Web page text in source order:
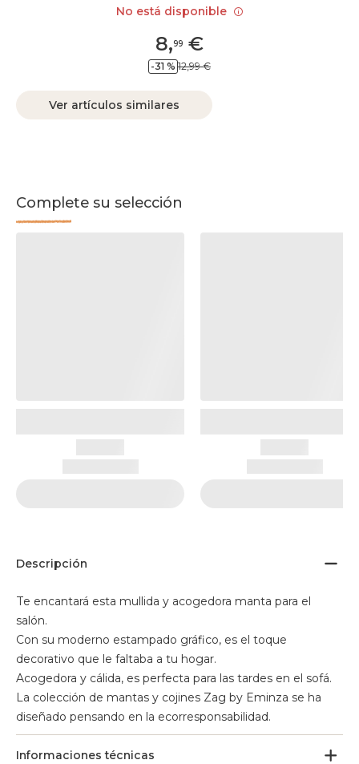
8,99 €
-31 % 12,99 €
Ver artículos similares
Complete su selección
Descripción
Te encantará esta mullida y acogedora manta para el
salón.
Con su moderno estampado gráfico, es el toque
decorativo que le faltaba a tu hogar.
Acogedora y cálida, es perfecta para las tardes en el sofá.
La colección de mantas y cojines Zag by Eminza se ha
diseñado pensando en la ecorresponsabilidad.
Informaciones técnicas